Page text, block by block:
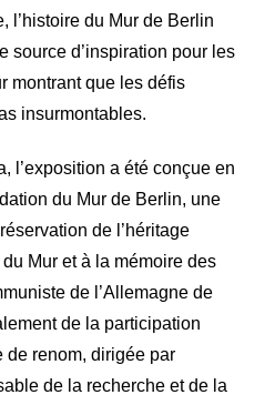
l’histoire du Mur de Berlin
source d’inspiration pour les
montrant que les défis
insurmontables.
l’exposition a été conçue en
du Mur de Berlin, une
de l’héritage
Mur et à la mémoire des
de l’Allemagne de
de la participation
de renom, dirigée par
de la recherche et de la